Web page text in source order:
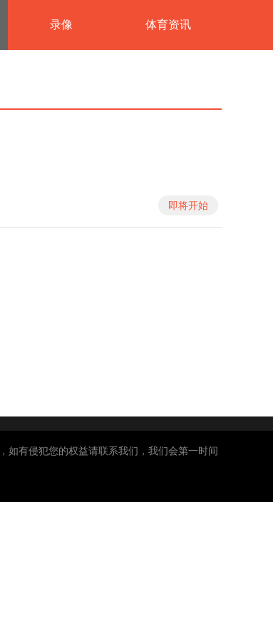
录像 体育资讯
即将开始
如有侵犯您的权益请联系我们，我们会第一时间